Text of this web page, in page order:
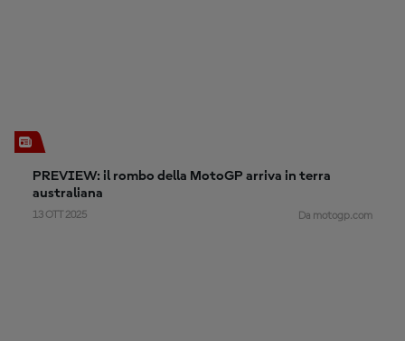
PREVIEW: il rombo della MotoGP arriva in terra
australiana
13 OTT 2025 Da motogp.com